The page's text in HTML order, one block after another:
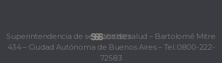
Superintendencia de servicios de salud – Bartolomé Mitre
434 – Ciudad Autónoma de Buenos Aires – Tel.:0800-222-
72583